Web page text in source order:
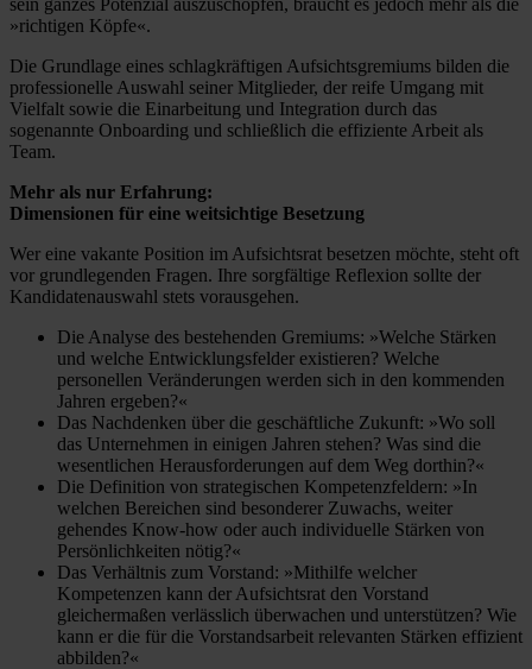
»richtigen Köpfe«.
Die Grundlage eines schlagkräftigen Aufsichtsgremiums bilden die
professionelle Auswahl seiner Mitglieder, der reife Umgang mit
Vielfalt sowie die Einarbeitung und Integration durch das
sogenannte Onboarding und schließlich die effiziente Arbeit als
Team.
Mehr als nur Erfahrung:
Dimensionen für eine weitsichtige Besetzung
Wer eine vakante Position im Aufsichtsrat besetzen möchte, steht oft
vor grundlegenden Fragen. Ihre sorgfältige Reflexion sollte der
Kandidatenauswahl stets vorausgehen.
Die Analyse des bestehenden Gremiums: »Welche Stärken
und welche Entwicklungsfelder existieren? Welche
personellen Veränderungen werden sich in den kommenden
Jahren ergeben?«
Das Nachdenken über die geschäftliche Zukunft: »Wo soll
das Unternehmen in einigen Jahren stehen? Was sind die
wesentlichen Herausforderungen auf dem Weg dorthin?«
Die Definition von strategischen Kompetenzfeldern: »In
welchen Bereichen sind besonderer Zuwachs, weiter
gehendes Know-how oder auch individuelle Stärken von
Persönlichkeiten nötig?«
Das Verhältnis zum Vorstand: »Mithilfe welcher
Kompetenzen kann der Aufsichtsrat den Vorstand
gleichermaßen verlässlich überwachen und unterstützen? Wie
kann er die für die Vorstandsarbeit relevanten Stärken effizient
abbilden?«